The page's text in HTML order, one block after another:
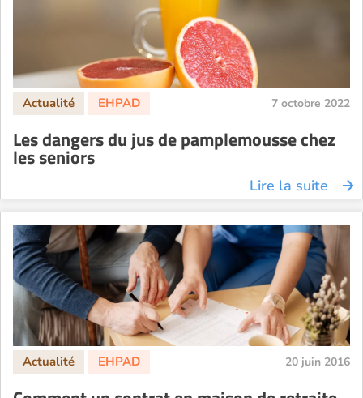
7 octobre 2022
Les dangers du jus de pamplemousse chez
les seniors
Lire la suite
20 juin 2016